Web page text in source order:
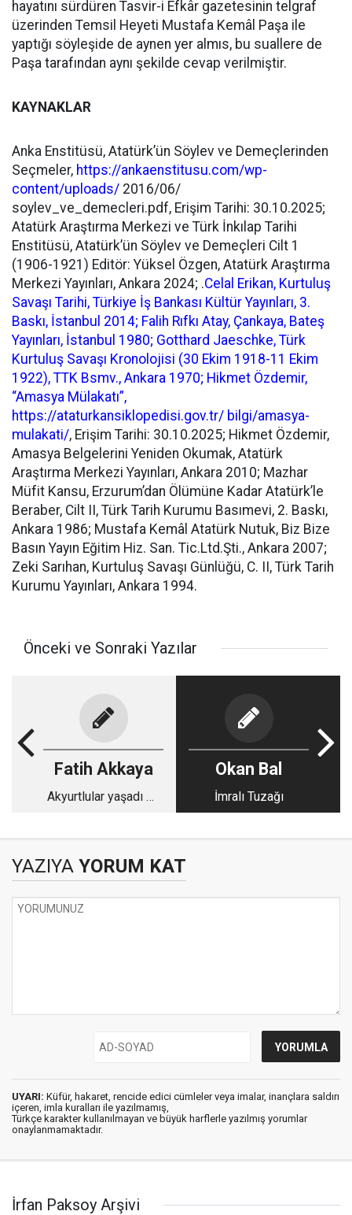
hayatını sürdüren Tasvir-i Efkâr gazetesinin telgraf
üzerinden Temsil Heyeti Mustafa Kemâl Paşa ile
yaptığı söyleşide de aynen yer almıs, bu suallere de
Paşa tarafından aynı şekilde cevap verilmiştir.
KAYNAKLAR
Anka Enstitüsü, Atatürk’ün Söylev ve Demeçlerinden
Seçmeler, https://ankaenstitusu.com/wp-
content/uploads/ 2016/06/
soylev_ve_demecleri.pdf, Erişim Tarihi: 30.10.2025;
Atatürk Araştırma Merkezi ve Türk İnkılap Tarihi
Enstitüsü, Atatürk’ün Söylev ve Demeçleri Cilt 1
(1906-1921) Editör: Yüksel Özgen, Atatürk Araştırma
Merkezi Yayınları, Ankara 2024; .Celal Erikan, Kurtuluş
Savaşı Tarihi, Türkiye İş Bankası Kültür Yayınları, 3.
Baskı, İstanbul 2014; Falih Rıfkı Atay, Çankaya, Bateş
Yayınları, İstanbul 1980; Gotthard Jaeschke, Türk
Kurtuluş Savaşı Kronolojisi (30 Ekim 1918-11 Ekim
1922), TTK Bsmv., Ankara 1970; Hikmet Özdemir,
“Amasya Mülakatı”,
https://ataturkansiklopedisi.gov.tr/ bilgi/amasya-
mulakati/, Erişim Tarihi: 30.10.2025; Hikmet Özdemir,
Amasya Belgelerini Yeniden Okumak, Atatürk
Araştırma Merkezi Yayınları, Ankara 2010; Mazhar
Müfit Kansu, Erzurum’dan Ölümüne Kadar Atatürk’le
Beraber, Cilt II, Türk Tarih Kurumu Basımevi, 2. Baskı,
Ankara 1986; Mustafa Kemâl Atatürk Nutuk, Biz Bize
Basın Yayın Eğitim Hiz. San. Tic.Ltd.Şti., Ankara 2007;
Zeki Sarıhan, Kurtuluş Savaşı Günlüğü, C. II, Türk Tarih
Kurumu Yayınları, Ankara 1994.
Önceki ve Sonraki Yazılar
Fatih Akkaya
Akyurtlular yaşadı mı
Okan Bal
İmralı Tuzağı
YAZIYA YORUM KAT
UYARI: Küfür, hakaret, rencide edici cümleler veya imalar, inançlara saldırı
içeren, imla kuralları ile yazılmamış,
Türkçe karakter kullanılmayan ve büyük harflerle yazılmış yorumlar
onaylanmamaktadır.
İrfan Paksoy Arşivi